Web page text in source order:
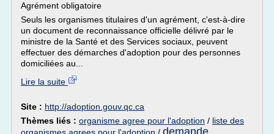
Agrément obligatoire
Seuls les organismes titulaires d'un agrément, c'est-à-dire
un document de reconnaissance officielle délivré par le
ministre de la Santé et des Services sociaux, peuvent
effectuer des démarches d'adoption pour des personnes
domiciliées au...
Lire la suite
Site : http://adoption.gouv.qc.ca
Thèmes liés : organisme agree pour l'adoption / liste des
demande